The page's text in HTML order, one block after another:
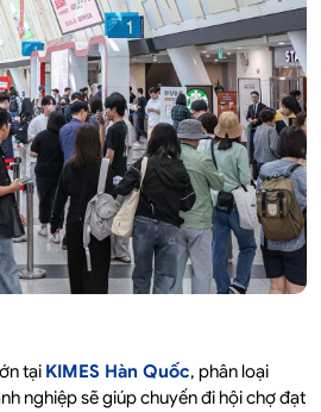
tại KIMES Hàn Quốc, phân loại
nghiệp sẽ giúp chuyến đi hội chợ đạt